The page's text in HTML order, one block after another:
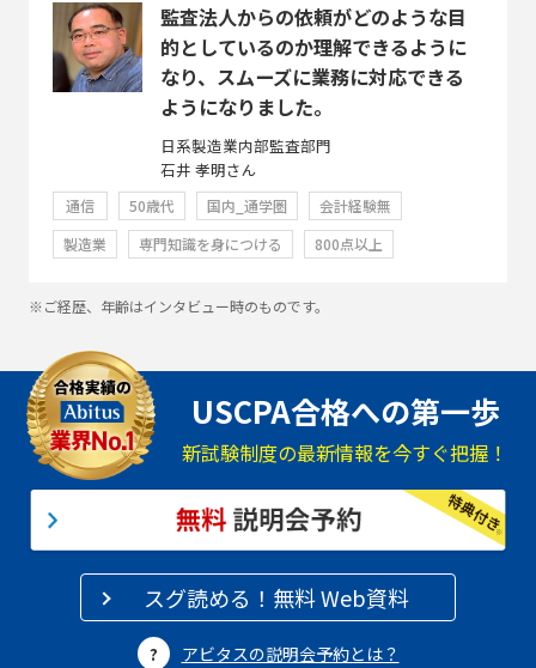
監査法人からの依頼がどのような目
的としているのか理解できるように
なり、スムーズに業務に対応できる
ようになりました。
日系製造業内部監査部門
石井 孝明さん
通信 50歳代 国内_通学圏
会計経験無
製造業
専門知識を身につける 800点以上
※ご経歴、年齢はインタビュー時のものです。
USCPA合格への第一歩
新試験制度の最新情報を今すぐ把握！
スグ読める！無料 Web資料
アビタスの説明会予約とは？